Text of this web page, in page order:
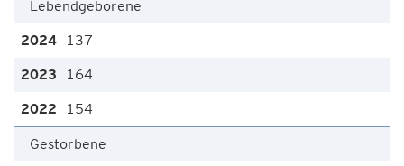
Lebendgeborene
137
164
154
Gestorbene